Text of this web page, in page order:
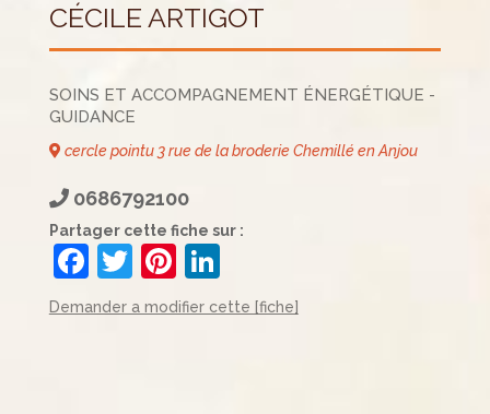
CÉCILE ARTIGOT
SOINS ET ACCOMPAGNEMENT ÉNERGÉTIQUE -
GUIDANCE
cercle pointu 3 rue de la broderie Chemillé en Anjou
0686792100
Partager cette fiche sur :
F
a
T
w
Pi
nt
Li
n
Demander a modifier cette [fiche]